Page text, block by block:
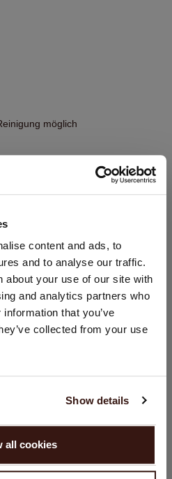
content and ads, to
and to analyse our traffic.
about your use of our site with
and analytics partners who
that you’ve
collected from your use
Show details
all cookies
möglich
AUCH GEFALLEN
von Niederlande (€) aus.
($)